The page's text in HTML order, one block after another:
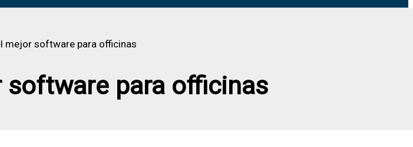
mejor software para officinas
software para officinas